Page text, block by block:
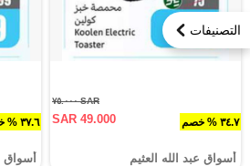
التصنيفات
٣٤.٧ % خصم
SAR ٧٥.٠٠٠
SAR 49.000
أسواق عبد الله العثيم
٣٧.٦ % خصم
أسواق